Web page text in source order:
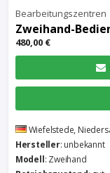
Bearbeitungszentren
480,00 €
Wiefelstede,
Hersteller: unbekannt
Modell: Zweihand